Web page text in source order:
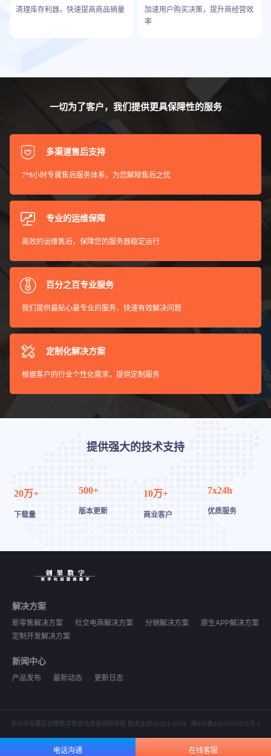
清理库存利器，快速提高商品销量
加速用户购买决策，提升商经营效
率
一切为了客户，我们提供更具保障性的服务
多渠道售后支持
7*8小时专属售后服务体系，为您解除售后之忧
专业的运维保障
高效的运维售后，保障您的服务器稳定运行
百分之百专业服务
我们提供最贴心最专业的服务，快速有效解决问题
定制化解决方案
根据客户的行业个性化需求，提供定制服务
提供强大的技术支持
20万+
下载量
500+
版本更新
10万+
商业客户
7x24h
优质服务
解决方案
新零售解决方案 社交电商解决方案 分销解决方案
原生APP解决方案
定制开发解决方案
新闻中心
产品发布 最新动态 更新日志
长沙市岳麓区创果数字商务信息咨询服务部 技术支持©2021-2026 湘ICP备2021004315号-1
电话沟通 在线客服